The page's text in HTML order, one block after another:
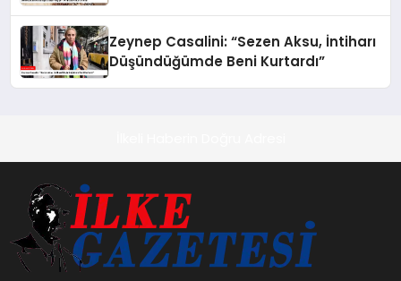
Zeynep Casalini: “Sezen Aksu, İntiharı
Düşündüğümde Beni Kurtardı”